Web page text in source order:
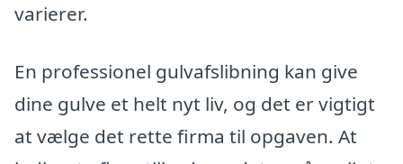
varierer.
En professionel gulvafslibning kan give
dine gulve et helt nyt liv, og det er vigtigt
at vælge det rette firma til opgaven. At